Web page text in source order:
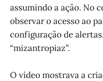
assumindo a ação. No
observar o acesso ao
configuração de
“mizantropiaz”.
O vídeo mostrava a